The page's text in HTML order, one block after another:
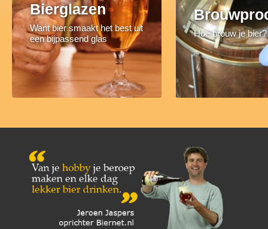
Bierglazen
Want bier smaakt het best uit
een bijpassend glas
Hoe brouw je bier?